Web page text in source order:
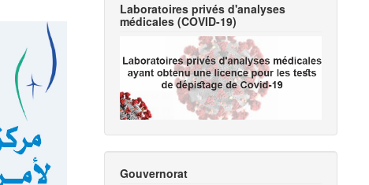
Laboratoires privés d'analyses
médicales (COVID-19)
Gouvernorat